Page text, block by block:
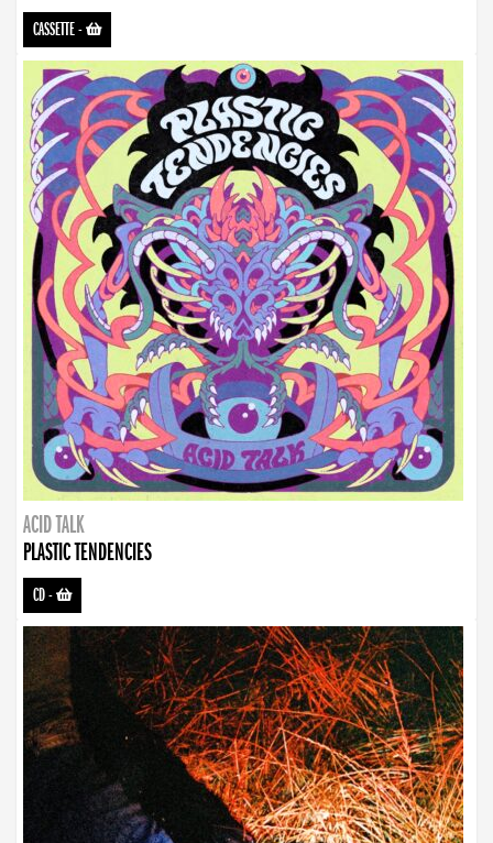
CASSETTE-
ACID TALK
PLASTIC TENDENCIES
CD-